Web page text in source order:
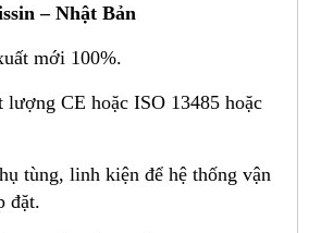
– Nhật Bản
mới 100%.
lượng CE hoặc ISO 13485 hoặc
tùng, linh kiện để hệ thống vận
đặt.